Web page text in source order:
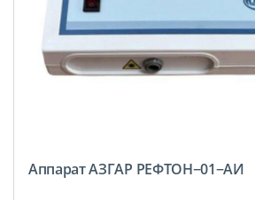
Аппарат АЗГАР РЕФТОН−01−АИ